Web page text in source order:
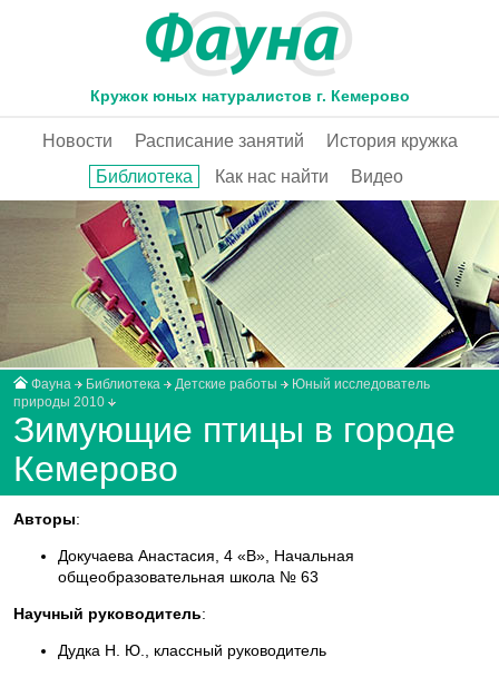
Кружок юных натуралистов г. Кемерово
Новости Расписание занятий
История кружка
Библиотека
Как нас найти Видео
Фауна Библиотека Детские работы
Юный исследователь
природы 2010
Зимующие птицы в городе
Кемерово
Авторы:
Докучаева Анастасия, 4 «В», Начальная
общеобразовательная школа № 63
Научный руководитель:
Дудка Н. Ю., классный руководитель